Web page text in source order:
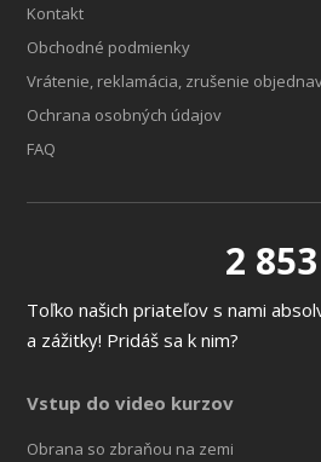
Kontakt
Obchodné podmienky
Vrátenie, reklamácia, zrušenie
Ochrana osobných údajov
FAQ
2 853
Toľko našich priateľov s nami
a zážitky! Pridáš sa k nim?
Vstup do video kurzov
Obrana so zbraňou na zemi